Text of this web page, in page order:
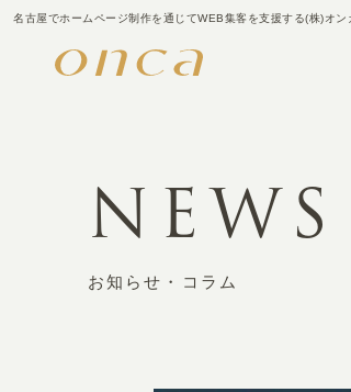
名古屋でホームページ制作を通じてWEB集客を支援する(株)オ
お知らせ・コラム